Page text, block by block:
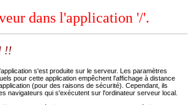
dans l'application '/'.
!!
s'est produite sur le serveur. Les paramètres
pour cette application empêchent l'affichage à distance
(pour des raisons de sécurité). Cependant, ils
navigateurs qui s'exécutent sur l'ordinateur serveur local.